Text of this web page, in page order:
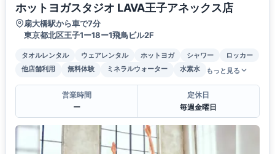
ホットヨガスタジオ LAVA王子アネックス店
扇大橋駅から車で7分
東京都北区王子1ー18ー1飛鳥ビル2F
タオルレンタル ウェアレンタル ホットヨガ シャワー
ロッカー
他店舗利用
無料体験 ミネラルウォーター 水素水 もっと見る
営業時間
ー
定休日
毎週金曜日